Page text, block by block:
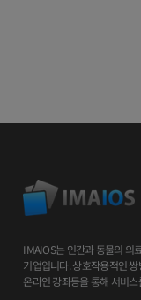
IMAIOS는 인간과 동물의 의
기업입니다. 상호작용적인
온라인 강좌등을 통해 서비